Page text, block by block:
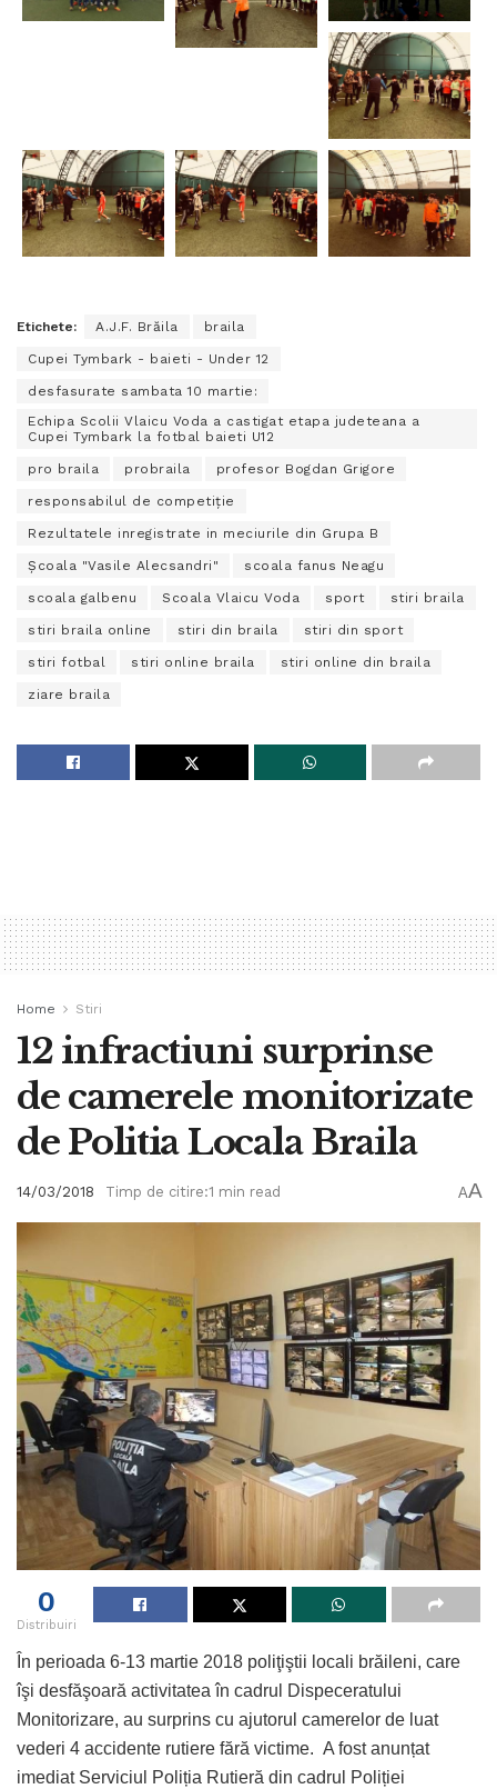
Etichete: A.J.F. Brăila braila
Cupei Tymbark - baieti - Under 12
desfasurate sambata 10 martie:
Echipa Scolii Vlaicu Voda a castigat etapa judeteana a
Cupei Tymbark la fotbal baieti U12
pro braila probraila profesor Bogdan Grigore
responsabilul de competiție
Rezultatele inregistrate in meciurile din Grupa B
Şcoala "Vasile Alecsandri" scoala fanus Neagu
scoala galbenu Scoala Vlaicu Voda sport stiri braila
stiri braila online stiri din braila stiri din sport
stiri fotbal stiri online braila stiri online din braila
ziare braila
Home Stiri
12 infractiuni surprinse
de camerele monitorizate
de Politia Locala Braila
14/03/2018 Timp de citire:1 min read AA
0
Distribuiri
În perioada 6-13 martie 2018 poliţiştii locali brăileni, care
îşi desfăşoară activitatea în cadrul Dispeceratului
Monitorizare, au surprins cu ajutorul camerelor de luat
vederi 4 accidente rutiere fără victime. A fost anunțat
imediat Serviciul Poliția Rutieră din cadrul Poliției